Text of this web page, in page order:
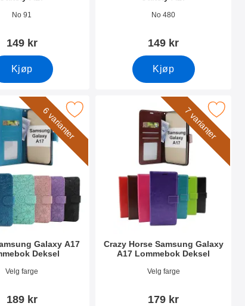
53839
No 91
149 kr
Kjøp
Varenummer 53840
No 480
149 kr
Kjøp
Slim som favoritt
6 varianter
Galaxy A17
Deksel
53849
Velg farge
189 kr
Galaxy A17 Lommebok Deksel som favoritt
7 varianter
Crazy Horse Samsung Galaxy
A17 Lommebok Deksel
Varenummer 53855
Velg farge
179 kr
Merk crazy Horse Samsung Galaxy A17